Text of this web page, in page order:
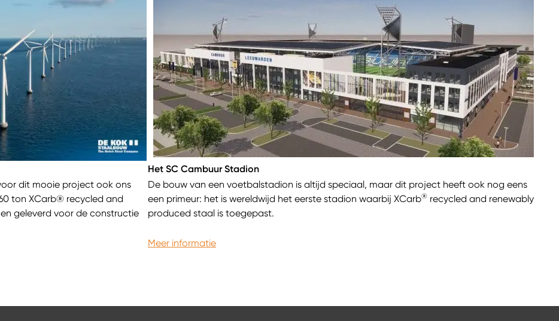
Het SC Cambuur Stadion
dit mooie project ook ons
ton XCarb® recycled and
geleverd voor de constructie
De bouw van een voetbalstadion is altijd speciaal, maar dit project heeft ook nog eens
een primeur: het is wereldwijd het eerste stadion waarbij XCarb® recycled and renewably
produced staal is toegepast.
Meer informatie